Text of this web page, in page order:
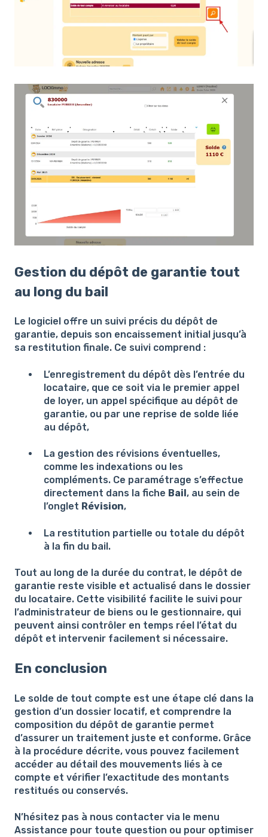
Gestion du dépôt de garantie tout
au long du bail
Le logiciel offre un suivi précis du dépôt de
garantie, depuis son encaissement initial jusqu’à
sa restitution finale. Ce suivi comprend :
L’enregistrement du dépôt dès l’entrée du
locataire, que ce soit via le premier appel
de loyer, un appel spécifique au dépôt de
garantie, ou par une reprise de solde liée
au dépôt,
La gestion des révisions éventuelles,
comme les indexations ou les
compléments. Ce paramétrage s’effectue
directement dans la fiche Bail , au sein de
l’onglet Révision,
La restitution partielle ou totale du dépôt
à la fin du bail.
Tout au long de la durée du contrat, le dépôt de
garantie reste visible et actualisé dans le dossier
du locataire. Cette visibilité facilite le suivi pour
l’administrateur de biens ou le gestionnaire, qui
peuvent ainsi contrôler en temps réel l’état du
dépôt et intervenir facilement si nécessaire.
En conclusion
Le solde de tout compte est une étape clé dans la
gestion d’un dossier locatif, et comprendre la
composition du dépôt de garantie permet
d’assurer un traitement juste et conforme. Grâce
à la procédure décrite, vous pouvez facilement
accéder au détail des mouvements liés à ce
compte et vérifier l’exactitude des montants
restitués ou conservés.
N’hésitez pas à nous contacter via le menu
Assistance pour toute question ou pour optimiser